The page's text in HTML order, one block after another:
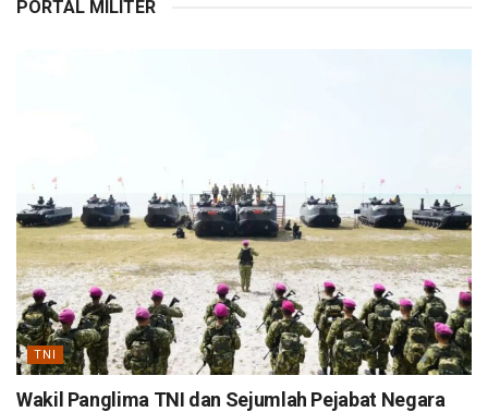
PORTAL MILITER
TNI
Wakil Panglima TNI dan Sejumlah Pejabat Negara